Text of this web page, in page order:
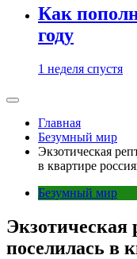
Как
году
1 неделя спустя
Главная
Безумный мир
Экзотическая
в квартире
Безумный мир
Экзотическая
поселилась в